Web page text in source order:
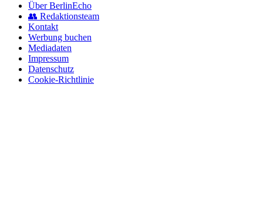
Über BerlinEcho
👥 Redaktionsteam
Kontakt
Werbung buchen
Mediadaten
Impressum
Datenschutz
Cookie-Richtlinie